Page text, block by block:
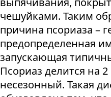
чешуйками. Таким
причина псориаза –
предопределенная
запускающая
Псориаз делится на
несезонный. Такая